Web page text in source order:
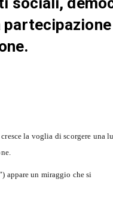
la voglia di scorgere una
appare un miraggio che si